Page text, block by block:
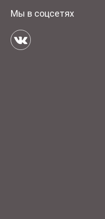
Мы в соцсетях